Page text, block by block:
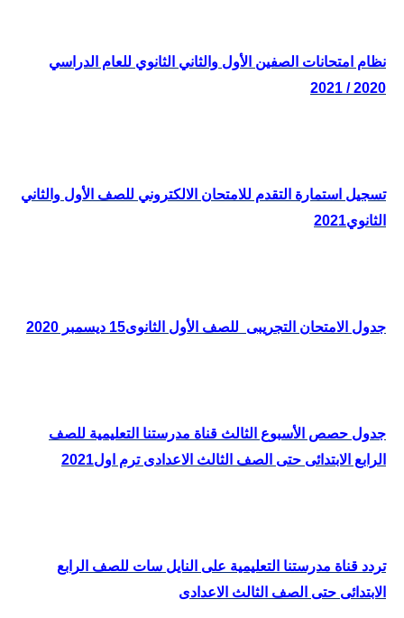
نظام امتحانات الصفين الأول والثاني الثانوي للعام الدراسي
2020 / 2021
تسجيل استمارة التقدم للامتحان الالكتروني للصف الأول والثاني
الثانوي2021
جدول الامتحان التجريبى للصف الأول الثانوى15 ديسمبر 2020
جدول حصص الأسبوع الثالث قناة مدرستنا التعليمية للصف
الرابع الابتدائى حتى الصف الثالث الاعدادى ترم اول2021
تردد قناة مدرستنا التعليمية على النايل سات للصف الرابع
الابتدائى حتى الصف الثالث الاعدادى